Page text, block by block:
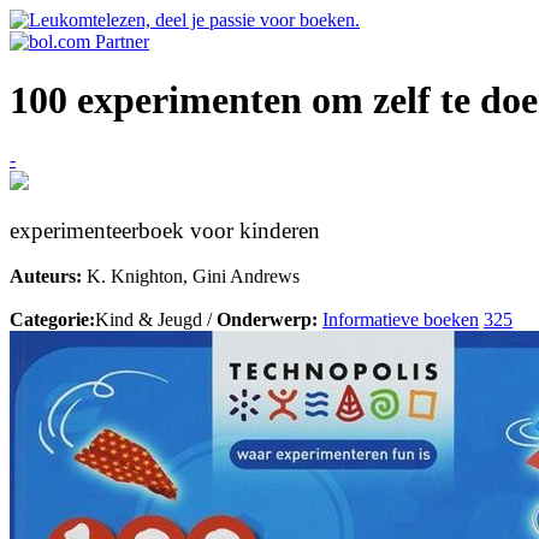
100 experimenten om zelf te
-
experimenteerboek voor kinderen
Auteurs: K. Knighton, Gini Andrews
Categorie:Kind & Jeugd /Onderwerp: Informatieve boeken 325